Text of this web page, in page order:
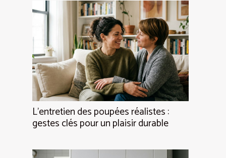
L’entretien des poupées réalistes :
gestes clés pour un plaisir durable